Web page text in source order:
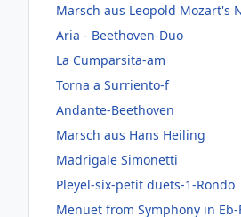
Marsch aus Leopold Mozart's
Aria - Beethoven-Duo
La Cumparsita-am
Torna a Surriento-f
Andante-Beethoven
Marsch aus Hans Heiling
Madrigale Simonetti
Pleyel-six-petit duets-1-Rondo
Menuet from Symphony in Eb-